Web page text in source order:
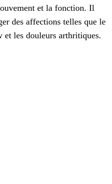
et la fonction. Il
des affections telles que le
et les douleurs arthritiques.